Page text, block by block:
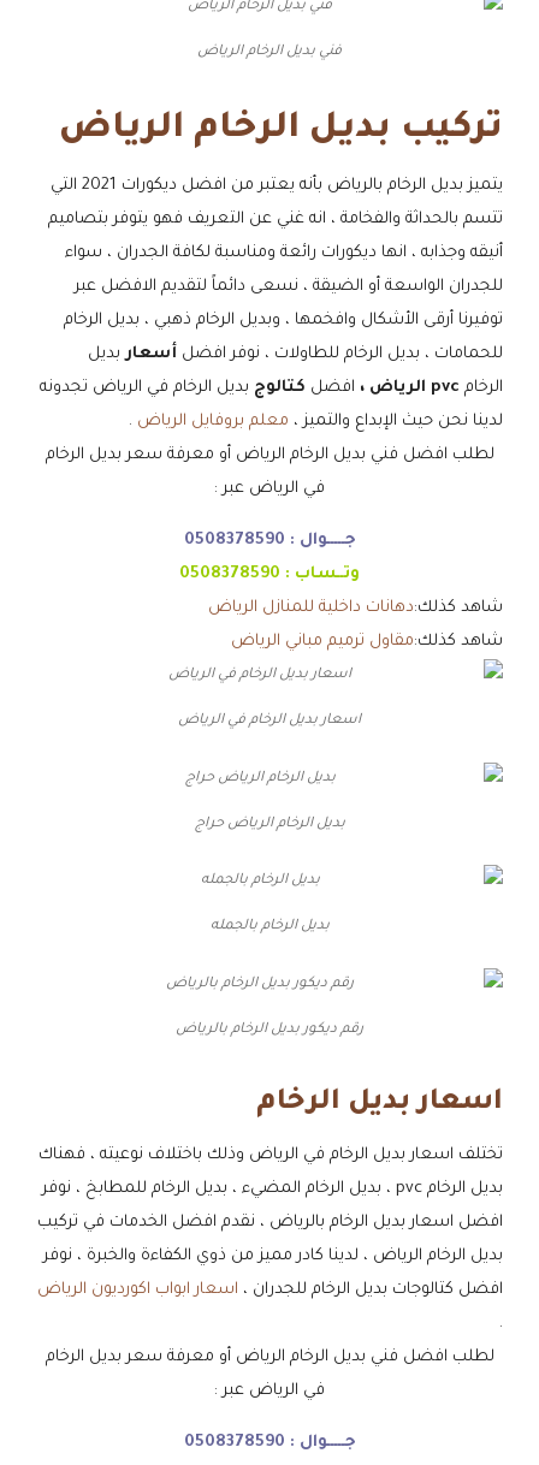
فني بديل الرخام الرياض
تركيب بديل الرخام الرياض
يتميز بديل الرخام بالرياض بأنه يعتبر من افضل ديكورات 2021 التي
تتسم بالحداثة والفخامة ، انه غني عن التعريف فهو يتوفر بتصاميم
أنيقه وجذابه ، انها ديكورات رائعة ومناسبة لكافة الجدران ، سواء
للجدران الواسعة أو الضيقة ، نسعى دائماً لتقديم الافضل عبر
توفيرنا أرقى الأشكال وافخمها ، وبديل الرخام ذهبي ، بديل الرخام
للحمامات ، بديل الرخام للطاولات ، نوفر افضل أسعاربديل
الرخام pvc الرياض ، افضل كتالوج بديل الرخام في الرياض تجدونه
لدينا نحن حيث الإبداع والتميز ، معلم بروفايل الرياض .
لطلب افضل فني بديل الرخام الرياض أو معرفة سعر بديل الرخام
في الرياض عبر :
جـــــوال : 0508378590
وتــساب : 0508378590
شاهد كذلك:دهانات داخلية للمنازل الرياض
شاهد كذلك:مقاول ترميم مباني الرياض
اسعار بديل الرخام في الرياض
بديل الرخام الرياض حراج
بديل الرخام بالجمله
رقم ديكور بديل الرخام بالرياض
اسعار بديل الرخام
تختلف اسعار بديل الرخام في الرياض وذلك باختلاف نوعيته ، فهناك
بديل الرخام pvc ، بديل الرخام المضيء ، بديل الرخام للمطابخ ، نوفر
افضل اسعار بديل الرخام بالرياض ، نقدم افضل الخدمات في تركيب
بديل الرخام الرياض ، لدينا كادر مميز من ذوي الكفاءة والخبرة ، نوفر
افضل كتالوجات بديل الرخام للجدران ، اسعار ابواب اكورديون الرياض
.
لطلب افضل فني بديل الرخام الرياض أو معرفة سعر بديل الرخام
في الرياض عبر :
جـــــوال : 0508378590